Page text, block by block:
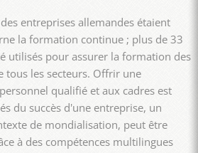
entreprises allemandes étaient
la formation continue ; plus de 33
utilisés pour assurer la formation des
tous les secteurs. Offrir une
qualifié et aux cadres est
du succès d'une entreprise, un
de mondialisation, peut être
à des compétences multilingues